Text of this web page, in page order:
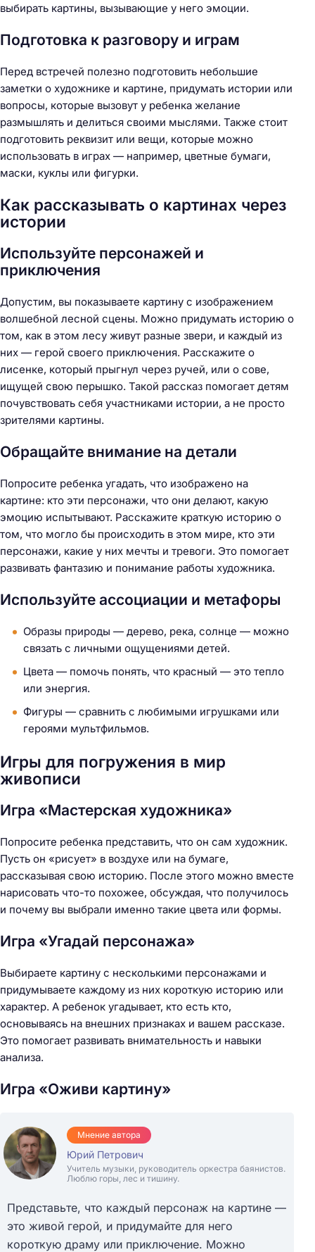
выбирать картины, вызывающие у него эмоции.
Подготовка к разговору и играм
Перед встречей полезно подготовить небольшие
заметки о художнике и картине, придумать истории или
вопросы, которые вызовут у ребенка желание
размышлять и делиться своими мыслями. Также стоит
подготовить реквизит или вещи, которые можно
использовать в играх — например, цветные бумаги,
маски, куклы или фигурки.
Как рассказывать о картинах через
истории
Используйте персонажей и
приключения
Допустим, вы показываете картину с изображением
волшебной лесной сцены. Можно придумать историю о
том, как в этом лесу живут разные звери, и каждый из
них — герой своего приключения. Расскажите о
лисенке, который прыгнул через ручей, или о сове,
ищущей свою перышко. Такой рассказ помогает детям
почувствовать себя участниками истории, а не просто
зрителями картины.
Обращайте внимание на детали
Попросите ребенка угадать, что изображено на
картине: кто эти персонажи, что они делают, какую
эмоцию испытывают. Расскажите краткую историю о
том, что могло бы происходить в этом мире, кто эти
персонажи, какие у них мечты и тревоги. Это помогает
развивать фантазию и понимание работы художника.
Используйте ассоциации и метафоры
Образы природы — дерево, река, солнце — можно
связать с личными ощущениями детей.
Цвета — помочь понять, что красный — это тепло
или энергия.
Фигуры — сравнить с любимыми игрушками или
героями мультфильмов.
Игры для погружения в мир
живописи
Игра «Мастерская художника»
Попросите ребенка представить, что он сам художник.
Пусть он «рисует» в воздухе или на бумаге,
рассказывая свою историю. После этого можно вместе
нарисовать что-то похожее, обсуждая, что получилось
и почему вы выбрали именно такие цвета или формы.
Игра «Угадай персонажа»
Выбираете картину с несколькими персонажами и
придумываете каждому из них короткую историю или
характер. А ребенок угадывает, кто есть кто,
основываясь на внешних признаках и вашем рассказе.
Это помогает развивать внимательность и навыки
анализа.
Игра «Оживи картину»
Мнение автора
Юрий Петрович
Учитель музыки, руководитель оркестра баянистов.
Люблю горы, лес и тишину.
Представьте, что каждый персонаж на картине —
это живой герой, и придумайте для него
короткую драму или приключение. Можно